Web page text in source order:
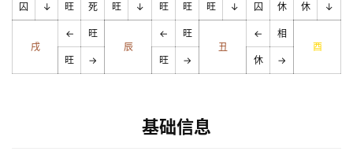
囚 ↓ 旺 死 旺 ↓ 旺 旺 旺 ↓ 囚 休 休 ↓
戌
←
旺
辰
←
旺
丑
←
相
酉
旺
→ 旺 → 休 →
基础信息